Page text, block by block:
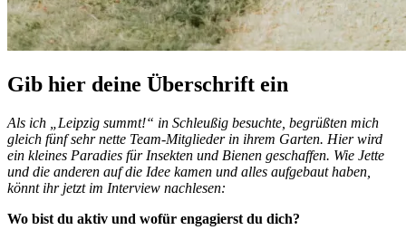
Gib hier deine Überschrift ein
Als ich „Leipzig summt!“ in Schleußig besuchte, begrüßten mich
gleich fünf sehr nette Team-Mitglieder in ihrem Garten. Hier wird
ein kleines Paradies für Insekten und Bienen geschaffen. Wie Jette
und die anderen auf die Idee kamen und alles aufgebaut haben,
könnt ihr jetzt im Interview nachlesen:
Wo bist du aktiv und wofür engagierst du dich?